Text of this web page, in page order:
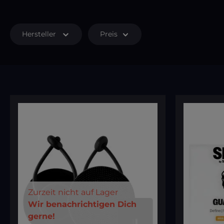
Hersteller Preis
Zurzeit nicht auf Lager
Wir benachrichtigen Dich
gerne!
Deine E-Mail